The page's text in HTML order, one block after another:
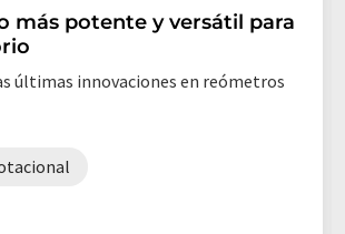
más potente y versátil para
últimas innovaciones en reómetros